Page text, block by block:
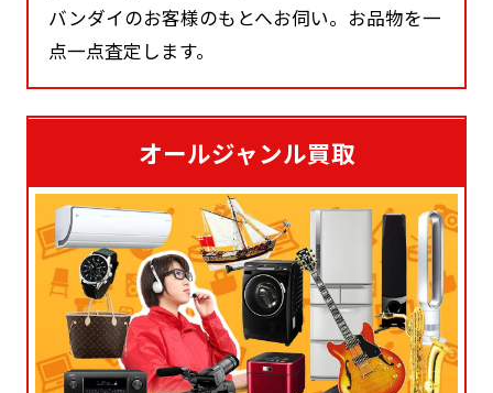
バンダイのお客様のもとへお伺い。お品物を一
点一点査定します。
オールジャンル買取